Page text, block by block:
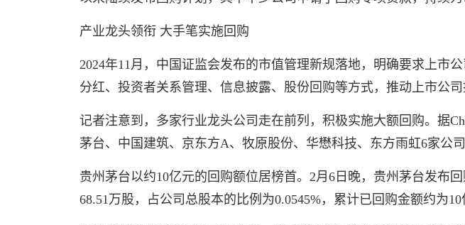
产业龙头领衔 大手笔实施回购
2024年11月，中国证监会发布的市值管理新规落地，明确要求上市
分红、投资者关系管理、信息披露、股份回购等方式，推动上市公
记者注意到，多家行业龙头公司走在前列，积极实施大额回购。据
茅台、中国建筑、京东方A、牧原股份、华懋科技、东方雨虹6家公
贵州茅台以约10亿元的回购额位居榜首。2月6日晚，贵州茅台发布
68.51万股，占公司总股本的比例为0.0545%，累计已回购金额约为10